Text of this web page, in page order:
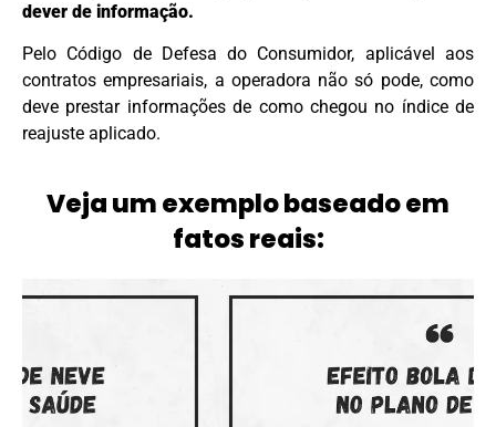
dever de informação.
Pelo Código de Defesa do Consumidor, aplicável aos
contratos empresariais, a operadora não só pode, como
deve prestar informações de como chegou no índice de
reajuste aplicado.
Veja um exemplo baseado em
fatos reais: